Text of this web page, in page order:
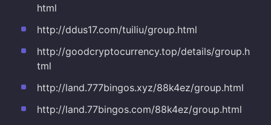
html
http://ddus17.com/tuiliu/group.html
http://goodcryptocurrency.top/details/group.h
tml
http://land.777bingos.xyz/88k4ez/group.html
http://land.77bingos.com/88k4ez/group.html